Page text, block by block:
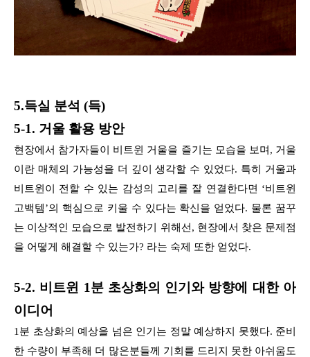
5.득실 분석 (득)
5-1. 거울 활용 방안
현장에서 참가자들이 비트윈 거울을 즐기는 모습을 보며, 거울
이란 매체의 가능성을 더 깊이 생각할 수 있었다. 특히 거울과
비트윈이 전할 수 있는 감성의 고리를 잘 연결한다면 ‘비트윈
고백템’의 핵심으로 키울 수 있다는 확신을 얻었다. 물론 꿈꾸
는 이상적인 모습으로 발전하기 위해선, 현장에서 찾은 문제점
을 어떻게 해결할 수 있는가? 라는 숙제 또한 얻었다.
5-2. 비트윈 1분 초상화의 인기와 방향에 대한 아
이디어
1분 초상화의 예상을 넘은 인기는 정말 예상하지 못했다. 준비
한 수량이 부족해 더 많은분들께 기회를 드리지 못한 아쉬움도